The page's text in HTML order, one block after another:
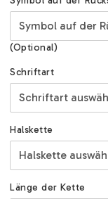
(Optional)
Schriftart
Halskette
Länge der Kette